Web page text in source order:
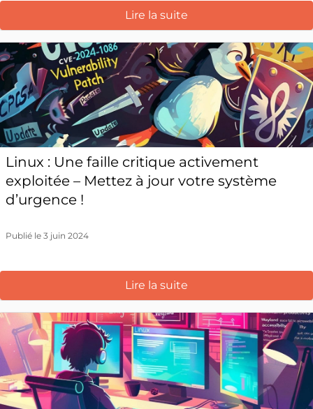
Lire la suite
Linux : Une faille critique activement
exploitée – Mettez à jour votre système
d’urgence !
Publié le 3 juin 2024
Lire la suite